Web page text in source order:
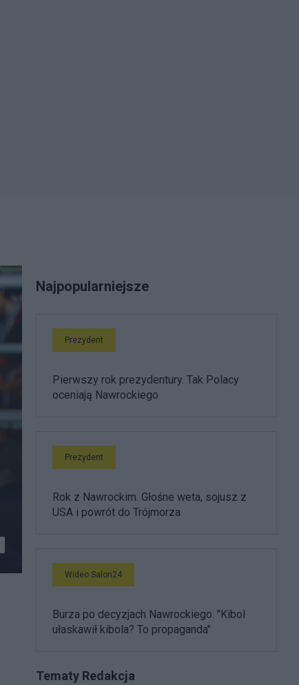
Najpopularniejsze
Prezydent
Pierwszy rok prezydentury. Tak Polacy
oceniają Nawrockiego
Prezydent
Rok z Nawrockim. Głośne weta, sojusz z
USA i powrót do Trójmorza
Wideo Salon24
Burza po decyzjach Nawrockiego. "Kibol
ułaskawił kibola? To propaganda"
Tematy Redakcja